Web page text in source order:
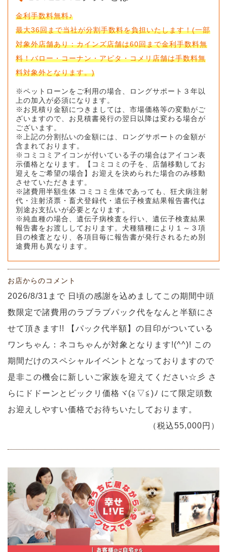
金利手数料無料♪
最大36回まで当社が分割手数料を負担いたします！(一部
対象外店舗あり：カインズ店舗は60回まで金利手数料無
料！バロー・コーナン・アピタ・コメリ店舗は手数料無
料対象外となります。)
※ペットローンをご利用の場合、ロングサポート３年以
上の加入が必須になります。
※お見積り金額につきましては、市場価格等の変動がご
ざいますので、お見積書発行の翌日以降は変わる場合が
ございます。
※上記の分割払いの金額には、ロングサポートの金額が
含まれております。
※コミコミアイコンが付いている子の場合はアイコン表
示価格となります。【コミコミの子を、店舗移動してお
迎えをご希望の場合】お迎えを決められた場合のみ移動
させていただきます。
※諸費用半額生体 コミコミ生体であっても、狂犬病注射
代・注射済票・畜犬登録代・遺伝子検査結果報告書代は
別途お支払いが必要となります。
※純血種の場合、遺伝子病検査を行い、遺伝子検査結果
報告書をお渡ししております。犬種猫種により１～３項
目の検査となり、各項目毎に報告書が発行されるため別
途費用も異なります。
お店からのコメント
2026/8/31まで 日頃の感謝を込めましてこの期間中頭
数限定で諸費用のラブラブパック代をなんと半額にさ
せて頂きます!! 【パック代半額】の目印がついている
ワンちゃん：ネコちゃんが対象となります!(^^)! この
期間だけのスペシャルイベントとなっておりますので
是非この機会に新しいご家族を迎えてください☆彡 さ
らにドドーンとビックリ価格ヾ(≧▽≦)ﾉ にて限定頭数
お迎えしやすい価格でお待ちいたしております。
（税込55,000円）